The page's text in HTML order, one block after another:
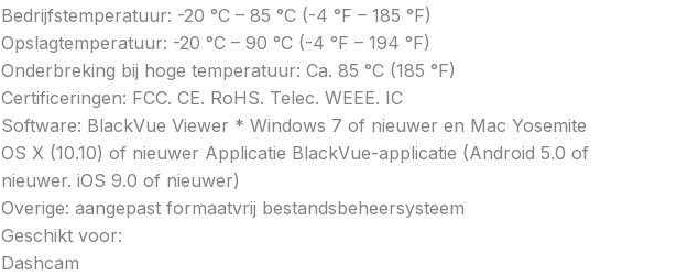
Bedrijfstemperatuur: -20 °C – 85 °C (-4 °F – 185 °F)
Opslagtemperatuur: -20 °C – 90 °C (-4 °F – 194 °F)
Onderbreking bij hoge temperatuur: Ca. 85 °C (185 °F)
Certificeringen: FCC. CE. RoHS. Telec. WEEE. IC
Software: BlackVue Viewer * Windows 7 of nieuwer en Mac Yosemite
OS X (10.10) of nieuwer Applicatie BlackVue-applicatie (Android 5.0 of
nieuwer. iOS 9.0 of nieuwer)
Overige: aangepast formaatvrij bestandsbeheersysteem
Geschikt voor:
Dashcam